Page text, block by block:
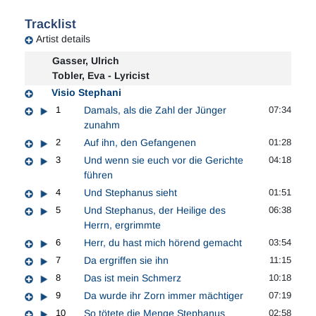
Tracklist
Artist details
Gasser, Ulrich
Tobler, Eva - Lyricist
Visio Stephani
1
Damals, als die Zahl der Jünger
zunahm
07:34
2 Auf ihn, den Gefangenen
01:28
3
Und wenn sie euch vor die Gerichte
führen
04:18
4 Und Stephanus sieht
01:51
5
Und Stephanus, der Heilige des
Herrn, ergrimmte
06:38
6 Herr, du hast mich hörend gemacht
03:54
7
Da ergriffen sie ihn
11:15
8
Das ist mein Schmerz
10:18
9
Da wurde ihr Zorn immer mächtiger
07:19
10
So tötete die Menge Stephanus 02:58